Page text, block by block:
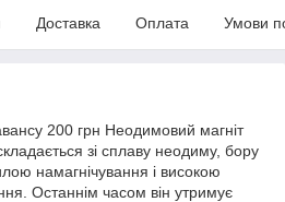
Доставка Оплата Умови
200 грн Неодимовий магніт
зі сплаву неодиму, бору
намагнічування і високою
Останнім часом він утримує